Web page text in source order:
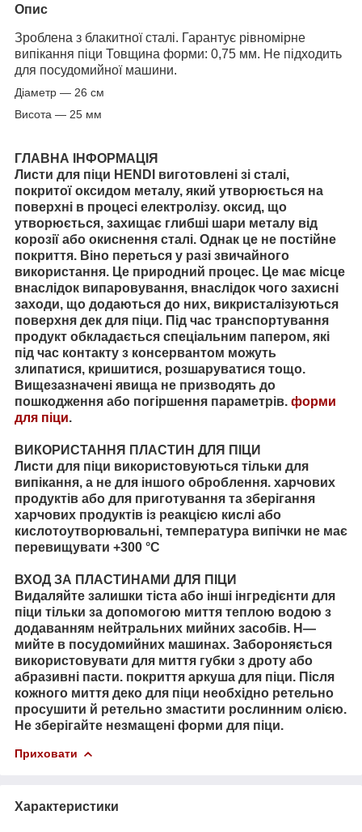
Опис
Зроблена з блакитної сталі. Гарантує рівномірне
випікання піци Товщина форми: 0,75 мм. Не підходить
для посудомийної машини.
Діаметр — 26 см
Висота — 25 мм
ГЛАВНА ІНФОРМАЦІЯ
Листи для піци HENDI виготовлені зі сталі,
покритої оксидом металу, який утворюється на
поверхні в процесі електролізу. оксид, що
утворюється, захищає глибші шари металу від
корозії або окиснення сталі. Однак це не постійне
покриття. Віно переться у разі звичайного
використання. Це природний процес. Це має місце
внаслідок випаровування, внаслідок чого захисні
заходи, що додаються до них, викристалізуються
поверхня дек для піци. Під час транспортування
продукт обкладається спеціальним папером, які
під час контакту з консервантом можуть
злипатися, кришитися, розшаруватися тощо.
Вищезазначені явища не призводять до
пошкодження або погіршення параметрів. форми
для піци.
ВИКОРИСТАННЯ ПЛАСТИН ДЛЯ ПІЦИ
Листи для піци використовуються тільки для
випікання, а не для іншого оброблення. харчових
продуктів або для приготування та зберігання
харчових продуктів із реакцією кислі або
кислотоутворювальні, температура випічки не має
перевищувати +300 °C
ВХОД ЗА ПЛАСТИНАМИ ДЛЯ ПІЦИ
Видаляйте залишки тіста або інші інгредієнти для
піци тільки за допомогою миття теплою водою з
додаванням нейтральних мийних засобів. Н—
мийте в посудомийних машинах. Забороняється
використовувати для миття губки з дроту або
абразивні пасти. покриття аркуша для піци. Після
кожного миття деко для піци необхідно ретельно
просушити й ретельно змастити рослинним олією.
Не зберігайте незмащені форми для піци.
Приховати
Характеристики